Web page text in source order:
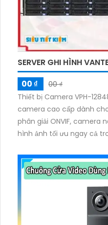
giúp tối ưu hóa việc quản
SERVER GHI HÌNH
00 ₫
00 ₫
Thiết bị Camera VPH-
camera cao cấp dành
phân giải ONVIF, camera
hình ảnh tối ưu ngay cả
của camera cùng với
và chức năng cao cấp
hình ảnh rõ nét mọi lúc,
còn trang bị ONVIF và
H.265+/H.265/H.264+/
hơn và tối ưu hóa bộ nhớ.